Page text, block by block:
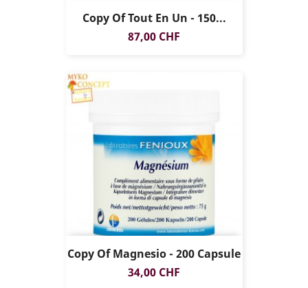
Copy Of Tout En Un - 150...
Prezzo
87,00 CHF
Copy Of Magnesio - 200 Capsule
Prezzo
34,00 CHF